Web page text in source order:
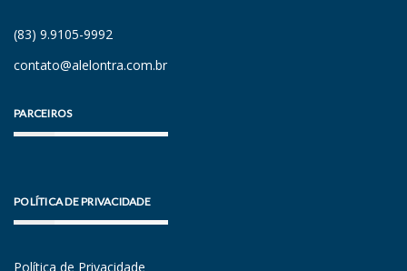
(83) 9.9105-9992
contato@alelontra.com.br
PARCEIROS
POLÍTICA DE PRIVACIDADE
Política de Privacidade